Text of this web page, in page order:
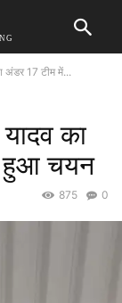
अंडर 17 टीम में...
का
हुआ चयन
0
875